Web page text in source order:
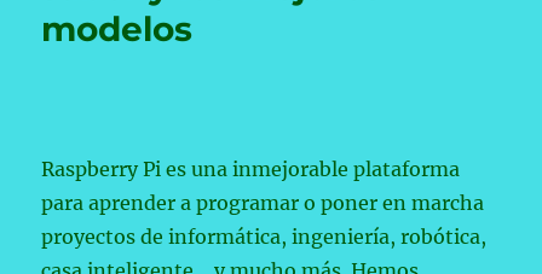
modelos
Raspberry Pi es una inmejorable plataforma
para aprender a programar o poner en marcha
proyectos de informática, ingeniería, robótica,